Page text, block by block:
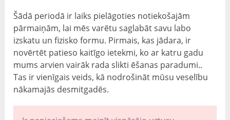
Šādā periodā ir laiks pielāgoties notiekošajām
pārmaiņām, lai mēs varētu saglabāt savu labo
izskatu un fizisko formu. Pirmais, kas jādara, ir
novērtēt patieso kaitīgo ietekmi, ko ar katru gadu
mums arvien vairāk rada slikti ēšanas paradumi..
Tas ir vienīgais veids, kā nodrošināt mūsu veselību
nākamajās desmitgadēs.